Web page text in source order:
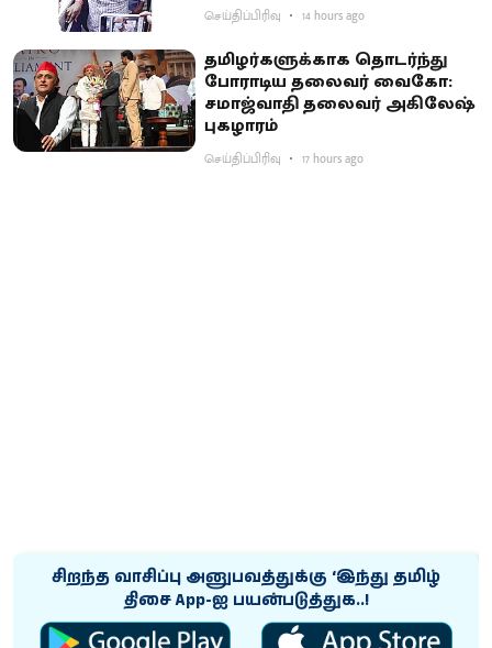
செய்திப்பிரிவு 14 hours ago
தமிழர்களுக்காக தொடர்ந்து
போராடிய தலைவர் வைகோ:
சமாஜ்வாதி தலைவர் அகிலேஷ்
புகழாரம்
செய்திப்பிரிவு 17 hours ago
சிறந்த வாசிப்பு அனுபவத்துக்கு ‘இந்து தமிழ்
திசை App-ஐ பயன்படுத்துக..!